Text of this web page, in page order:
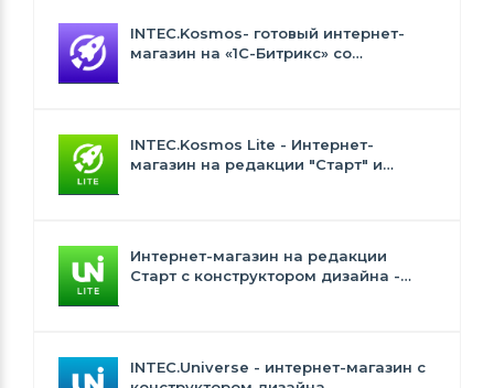
INTEC.Kosmos- готовый интернет-
магазин на «1С-Битрикс» со
INTEC.Kosmos Lite - Интернет-
магазин на редакции "Старт" и
Интернет-магазин на редакции
Старт с конструктором дизайна -
INTEC.Universe - интернет-магазин с